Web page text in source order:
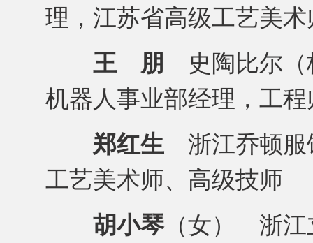
理，江苏省高级工艺美
王 朋
史陶比尔（
机器人事业部经理，工程
郑红生 浙江乔顿服
工艺美术师、高级技师
胡小琴（女） 浙江